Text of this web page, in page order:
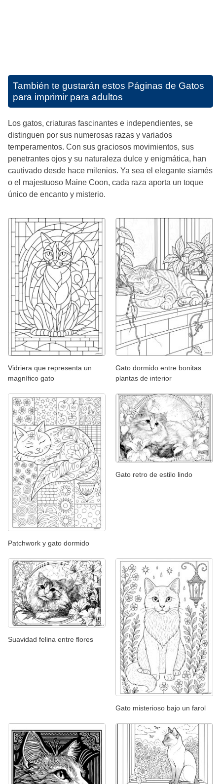
También te gustarán estos Páginas de Gatos
para imprimir para adultos
Los gatos, criaturas fascinantes e independientes, se
distinguen por sus numerosas razas y variados
temperamentos. Con sus graciosos movimientos, sus
penetrantes ojos y su naturaleza dulce y enigmática, han
cautivado desde hace milenios. Ya sea el elegante siamés
o el majestuoso Maine Coon, cada raza aporta un toque
único de encanto y misterio.
Vidriera que representa un
magnífico gato
Gato dormido entre bonitas
plantas de interior
Patchwork y gato dormido
Gato retro de estilo lindo
Suavidad felina entre flores
Gato misterioso bajo un farol